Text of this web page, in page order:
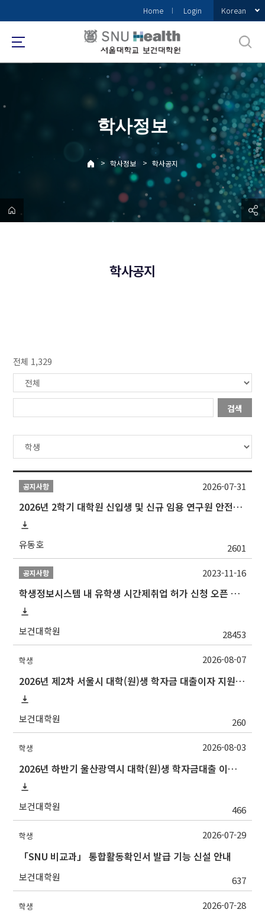
로
메
Home Login Korean
학사정보
> 학사정보 > 학사공지
학사공지
전체 1,329
검색
공지사항
2026년 2학기 대학원 신입생 및 신규 임용 연구원 안전환경교육(신규교육) 실시 안내
유동호 2601
2026-07-31
공지사항
학생정보시스템 내 유학생 시간제취업 허가 신청 오픈 안내
보건대학원 28453
2023-11-16
학생
2026년 제2차 서울시 대학(원)생 학자금 대출이자 지원 안내
보건대학원 260
2026-08-07
학생
2026년 하반기 울산광역시 대학(원)생 학자금대출 이자지원사업 안내
보건대학원 466
2026-08-03
학생
「SNU 비교과」 통합활동확인서 발급 기능 신설 안내
보건대학원 637
2026-07-29
학생 2026-07-28